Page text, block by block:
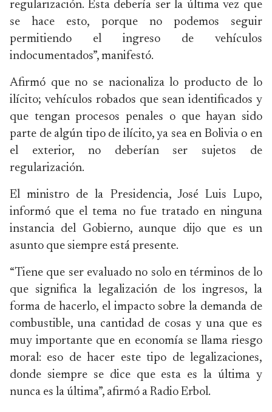
regularización. Esta debería ser la última vez que
se hace esto, porque no podemos seguir
permitiendo el ingreso de vehículos
indocumentados”, manifestó.
Afirmó que no se nacionaliza lo producto de lo
ilícito; vehículos robados que sean identificados y
que tengan procesos penales o que hayan sido
parte de algún tipo de ilícito, ya sea en Bolivia o en
el exterior, no deberían ser sujetos de
regularización.
El ministro de la Presidencia, José Luis Lupo,
informó que el tema no fue tratado en ninguna
instancia del Gobierno, aunque dijo que es un
asunto que siempre está presente.
“Tiene que ser evaluado no solo en términos de lo
que significa la legalización de los ingresos, la
forma de hacerlo, el impacto sobre la demanda de
combustible, una cantidad de cosas y una que es
muy importante que en economía se llama riesgo
moral: eso de hacer este tipo de legalizaciones,
donde siempre se dice que esta es la última y
nunca es la última”, afirmó a Radio Erbol.